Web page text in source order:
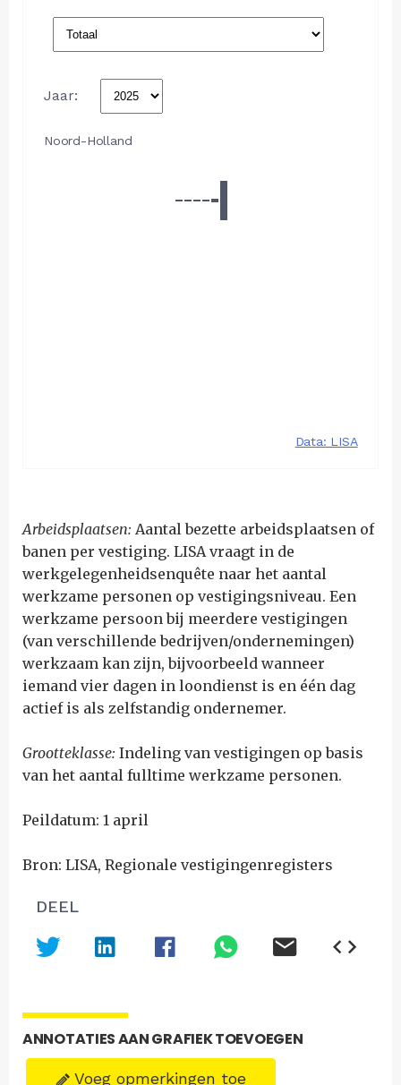
Arbeidsplaatsen: Aantal bezette arbeidsplaatsen of
banen per vestiging. LISA vraagt in de
werkgelegenheidsenquête naar het aantal
werkzame personen op vestigingsniveau. Een
werkzame persoon bij meerdere vestigingen
(van verschillende bedrijven/ondernemingen)
werkzaam kan zijn, bijvoorbeeld wanneer
iemand vier dagen in loondienst is en één dag
actief is als zelfstandig ondernemer.
Grootteklasse: Indeling van vestigingen op basis
van het aantal fulltime werkzame personen.
Peildatum: 1 april
Bron: LISA, Regionale vestigingenregisters
DEEL
ANNOTATIES AAN GRAFIEK TOEVOEGEN
Voeg opmerkingen toe